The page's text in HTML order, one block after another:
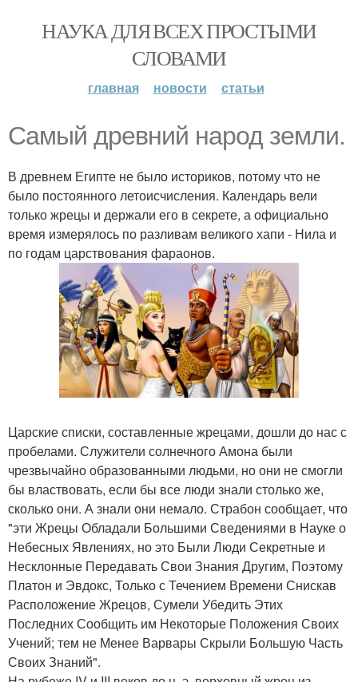
НАУКА ДЛЯ ВСЕХ ПРОСТЫМИ
СЛОВАМИ
главная новости статьи
Самый древний народ земли.
В древнем Египте не было историков, потому что не
было постоянного летоисчисления. Календарь вели
только жрецы и держали его в секрете, а официально
время измерялось по разливам великого хапи - Нила и
по годам царствования фараонов.
Царские списки, составленные жрецами, дошли до нас с
пробелами. Служители солнечного Амона были
чрезвычайно образованными людьми, но они не смогли
бы властвовать, если бы все люди знали столько же,
сколько они. А знали они немало. Страбон сообщает, что
"эти Жрецы Обладали Большими Сведениями в Науке о
Небесных Явлениях, но это Были Люди Секретные и
Несклонные Передавать Свои Знания Другим, Поэтому
Платон и Эвдокс, Только с Течением Времени Снискав
Расположение Жрецов, Сумели Убедить Этих
Последних Сообщить им Некоторые Положения Своих
Учений; тем не Менее Варвары Скрыли Большую Часть
Своих Знаний".